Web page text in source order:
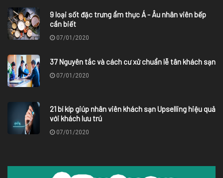
9 loại sốt đặc trưng ẩm thực Á - Âu nhân viên bếp
cần biết
07/01/2020
37 Nguyên tắc và cách cư xử chuẩn lễ tân khách sạn
07/01/2020
21 bí kíp giúp nhân viên khách sạn Upselling hiệu quả
với khách lưu trú
07/01/2020